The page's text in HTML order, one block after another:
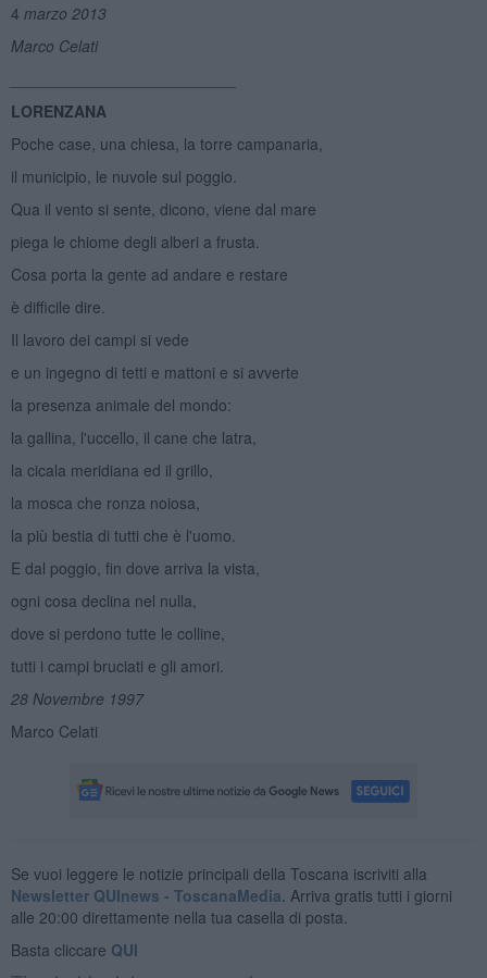
4 marzo 2013
Marco Celati
LORENZANA
Poche case, una chiesa, la torre campanaria,
il municipio, le nuvole sul poggio.
Qua il vento si sente, dicono, viene dal mare
piega le chiome degli alberi a frusta.
Cosa porta la gente ad andare e restare
è difficile dire.
Il lavoro dei campi si vede
e un ingegno di tetti e mattoni e si avverte
la presenza animale del mondo:
la gallina, l'uccello, il cane che latra,
la cicala meridiana ed il grillo,
la mosca che ronza noiosa,
la più bestia di tutti che è l'uomo.
E dal poggio, fin dove arriva la vista,
ogni cosa declina nel nulla,
dove si perdono tutte le colline,
tutti i campi bruciati e gli amori.
28 Novembre 1997
Marco Celati
Se vuoi leggere le notizie principali della Toscana iscriviti alla
Newsletter QUInews - ToscanaMedia. Arriva gratis tutti i giorni
alle 20:00 direttamente nella tua casella di posta.
Basta cliccare QUI